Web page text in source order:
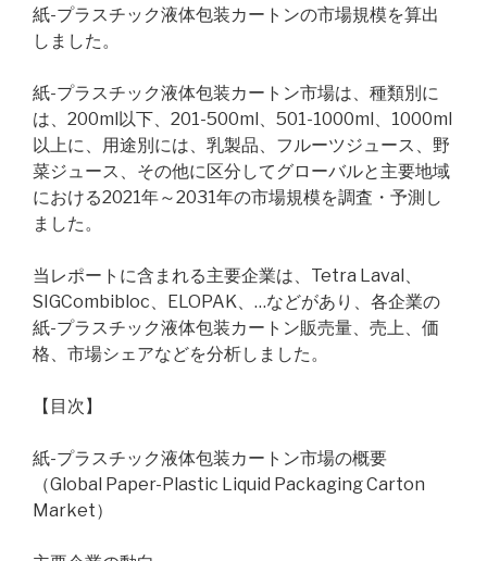
紙-プラスチック液体包装カートンの市場規模を算出
しました。
紙-プラスチック液体包装カートン市場は、種類別に
は、200ml以下、201-500ml、501-1000ml、1000ml
以上に、用途別には、乳製品、フルーツジュース、野
菜ジュース、その他に区分してグローバルと主要地域
における2021年～2031年の市場規模を調査・予測し
ました。
当レポートに含まれる主要企業は、Tetra Laval、
SIGCombibloc、ELOPAK、…などがあり、各企業の
紙-プラスチック液体包装カートン販売量、売上、価
格、市場シェアなどを分析しました。
【目次】
紙-プラスチック液体包装カートン市場の概要
（Global Paper-Plastic Liquid Packaging Carton
Market）